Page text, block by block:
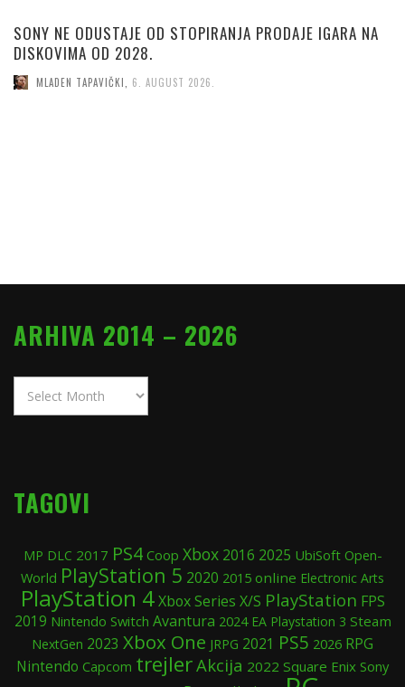
SONY NE ODUSTAJE OD STOPIRANJA PRODAJE IGARA NA
DISKOVIMA OD 2028.
MLADEN TAPAVIČKI 6. AUGUST 2026.
ARHIVA 2014 – 2026
2014
TAGOVI
MP DLC 2017 PS4 Coop Xbox 2016 2025 UbiSoft Open-
World PlayStation 5 2020 2015 online Electronic Arts
PlayStation 4 Xbox Series X/S PlayStation FPS
2019 Nintendo Switch Avantura 2024 EA Playstation 3 Steam
NextGen 2023 Xbox One JRPG 2021 PS5 2026 RPG
Nintendo Capcom trejlerAkcija 2022 Square Enix Sony